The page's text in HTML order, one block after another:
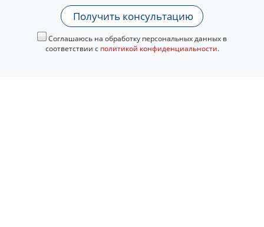
Получить консультацию
Соглашаюсь на обработку персональных данных в
соответствии с политикой конфиденциальности.